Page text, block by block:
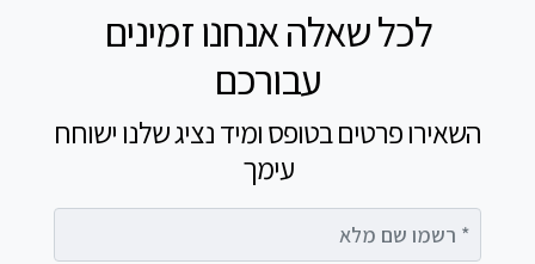
לכל שאלה אנחנו זמינים
עבורכם
השאירו פרטים בטופס ומיד נציג שלנו ישוחח
עימך